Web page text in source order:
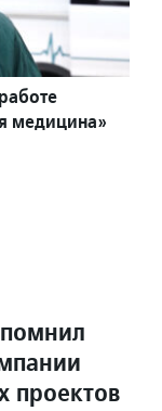
медицина»
проектов